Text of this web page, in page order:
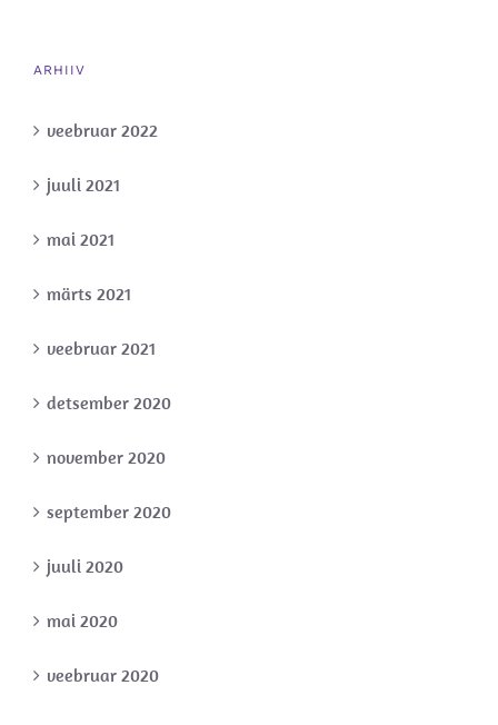
ARHIIV
veebruar 2022
juuli 2021
mai 2021
märts 2021
veebruar 2021
detsember 2020
november 2020
september 2020
juuli 2020
mai 2020
veebruar 2020